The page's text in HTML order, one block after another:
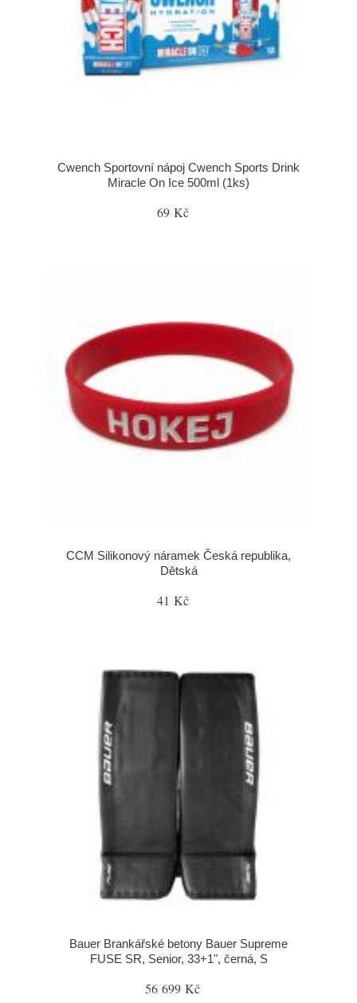
Cwench Sportovní nápoj Cwench Sports Drink
Miracle On Ice 500ml (1ks)
69 Kč
CCM Silikonový náramek Česká republika,
Dětská
41 Kč
Bauer Brankářské betony Bauer Supreme
FUSE SR, Senior, 33+1", černá, S
56 699 Kč